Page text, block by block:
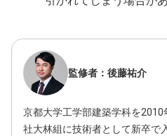
監修者：後藤祐介
京都大学工学部建築学科を
社大林組に技術者として新卒で